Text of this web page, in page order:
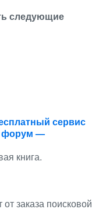
следующие
сервис
форум —
книга.
заказа поисковой